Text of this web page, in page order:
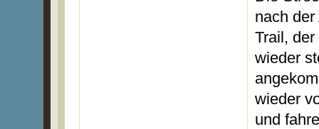
nach
Trail,
wieder
wieder
und